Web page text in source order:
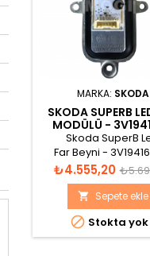
MARKA: SKODA
SKODA SUPERB
MODÜLÜ -
Skoda SuperB
Far Beyni -
1150.001.1090
Fiyat
₺4.555,20
fiyat
 Sepete ekle
 Stokta yok